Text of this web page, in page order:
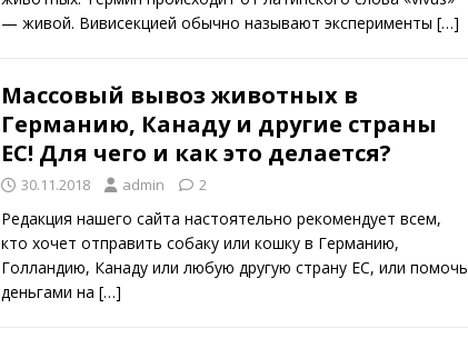
— живой. Вивисекцией обычно называют эксперименты […]
Массовый вывоз животных в
Германию, Канаду и другие страны
ЕС! Для чего и как это делается?
30.11.2018 admin 2
Редакция нашего сайта настоятельно рекомендует всем,
кто хочет отправить собаку или кошку в Германию,
Голландию, Канаду или любую другую страну ЕС, или помочь
деньгами на […]